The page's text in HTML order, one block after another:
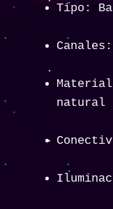
Tipo:
natural